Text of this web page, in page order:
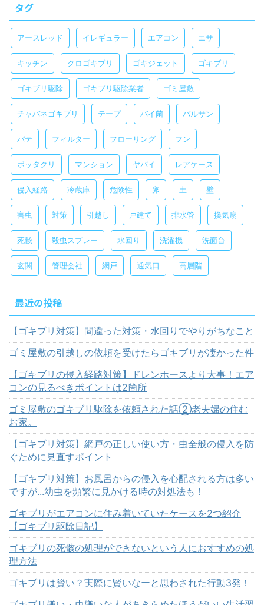
タグ
アースレッド イレギュラー エアコン エサ
キッチン クロゴキブリ ゴキジェット ゴキブリ
ゴキブリ駆除 ゴキブリ駆除業者 ゴミ屋敷
チャバネゴキブリ テープ バイ菌 バルサン
パテ フィルター フローリング フン
ボッタクリ マンション ヤバイ レアケース
侵入経路 冷蔵庫 危険性 卵 土 壁
害虫 対策 引越し 戸建て 排水管 換気扇
死骸 殺虫スプレー 水回り 洗濯機 洗面台
玄関 管理会社 網戸 通気口 高層階
最近の投稿
【ゴキブリ対策】間違った対策・水回りでやりがちなこと
ゴミ屋敷の引越しの依頼を受けたらゴキブリが凄かった件
【ゴキブリの侵入経路対策】ドレンホースより大事！エア
コンの見るべきポイントは2箇所
ゴミ屋敷のゴキブリ駆除を依頼された話②老夫婦の住む
お家。
【ゴキブリ対策】網戸の正しい使い方・虫全般の侵入を防
ぐために見直すポイント
【ゴキブリ対策】お風呂からの侵入を心配される方は多い
ですが...幼虫を頻繁に見かける時の対処法も！
ゴキブリがエアコンに住み着いていたケースを2つ紹介
【ゴキブリ駆除日記】
ゴキブリの死骸の処理ができないという人におすすめの処
理方法
ゴキブリは賢い？実際に賢いなーと思わされた行動3発！